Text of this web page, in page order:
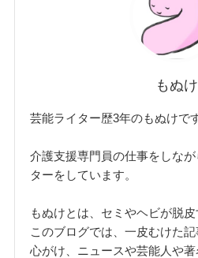
もぬけ
芸能ライター歴3年のもぬけで
介護支援専門員の仕事をしな
ターをしています。
もぬけとは、セミやヘビが脱皮
このブログでは、一皮むけた記
心がけ、ニュースや芸能人や